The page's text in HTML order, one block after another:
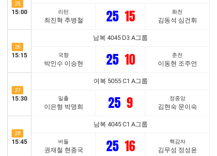
25
15:00 리턴
최진혁 추병철 25 15 화천
김동석 심건휘
26
15:15
남복 4045 D3 A그룹
국향
박인수 이승현 25 10 춘천
이동현 조주언
27
15:30
여복 5055 C1 A그룹
일출
이은형 박명희 25 9 정중앙
김현숙 문이숙
28
15:45
남복 4045 C1 A그룹
버들
권재철 현종국 25 16 핵감자
김무성 정성윤